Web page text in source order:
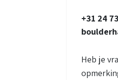
+31 24
Heb je